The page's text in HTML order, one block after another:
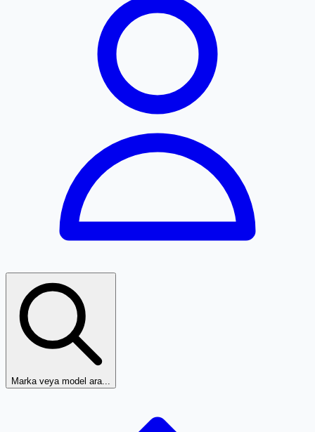
Marka veya model ara...